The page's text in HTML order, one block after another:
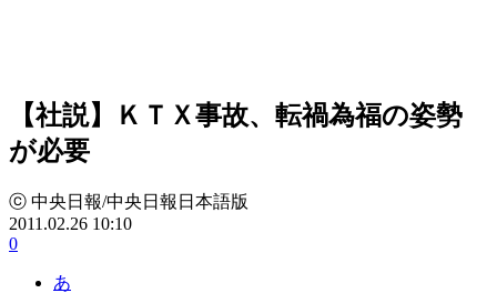
【社説】ＫＴＸ事故、転禍為福の姿勢
が必要
ⓒ 中央日報/中央日報日本語版
2011.02.26 10:10
0
あ